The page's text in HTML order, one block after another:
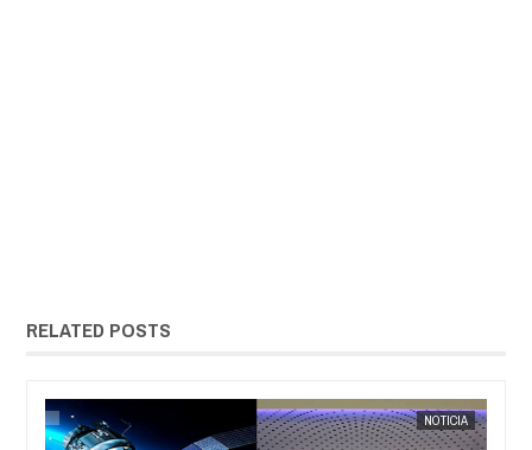
RELATED POSTS
NOTICIA
EXTRANOTIX MISTERIO